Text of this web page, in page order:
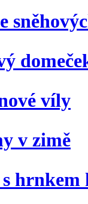
víly
v zimě
hrnkem